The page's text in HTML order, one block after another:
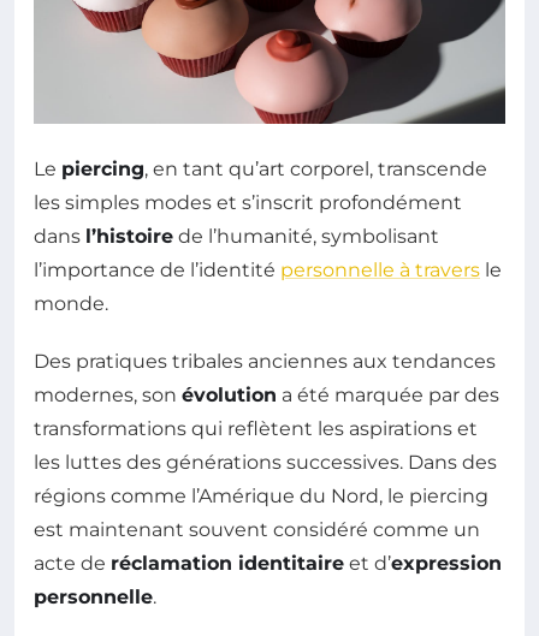
Le piercing, en tant qu’art corporel, transcende
les simples modes et s’inscrit profondément
dans l’histoire de l’humanité, symbolisant
l’importance de l’identité personnelle à travers le
monde.
Des pratiques tribales anciennes aux tendances
modernes, son évolution a été marquée par des
transformations qui reflètent les aspirations et
les luttes des générations successives. Dans des
régions comme l’Amérique du Nord, le piercing
est maintenant souvent considéré comme un
acte de réclamation identitaire et d’expression
personnelle.